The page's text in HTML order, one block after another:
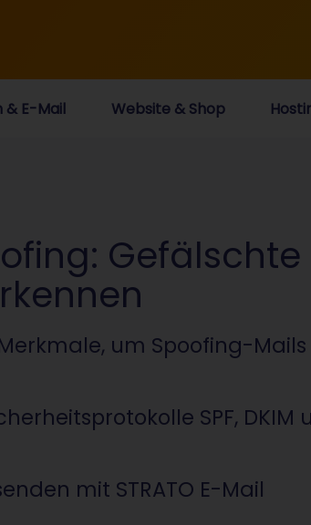
& E-Mail Website & Shop
Gefälschte
um Spoofing-Mails
SPF, DKIM
mit STRATO E-Mail